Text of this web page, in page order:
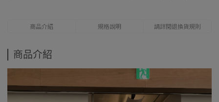
商品介紹 規格說明 請詳閱退換貨規則
商品介紹